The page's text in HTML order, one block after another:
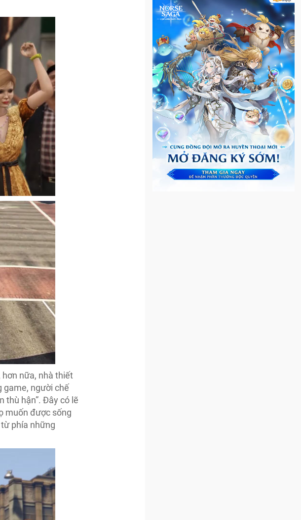
nữa, nhà thiết
game, người chế
thù hận”. Đây có lẽ
muốn được sống
phía những